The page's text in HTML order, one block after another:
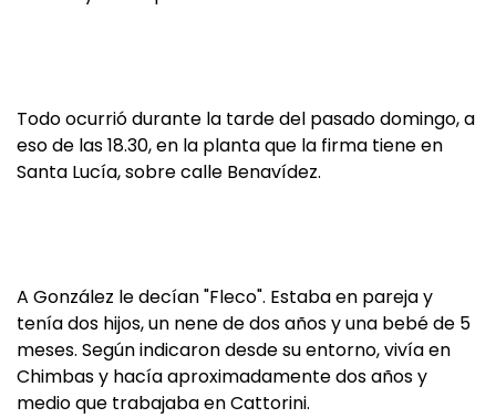
Todo ocurrió durante la tarde del pasado domingo, a
eso de las 18.30, en la planta que la firma tiene en
Santa Lucía, sobre calle Benavídez.
A González le decían "Fleco". Estaba en pareja y
tenía dos hijos, un nene de dos años y una bebé de 5
meses. Según indicaron desde su entorno, vivía en
Chimbas y hacía aproximadamente dos años y
medio que trabajaba en Cattorini.